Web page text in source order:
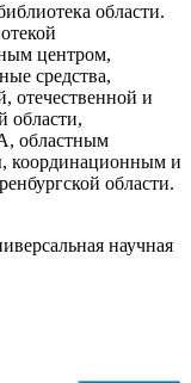
области.
центром,
средства,
отечественной и
области,
областным
координационным и
области.
научная